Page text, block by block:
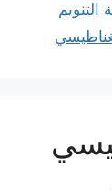
التنويم